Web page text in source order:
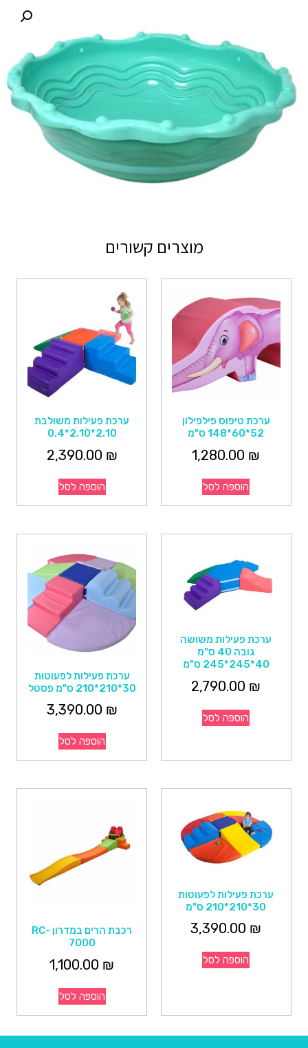
מוצרים קשורים
ערכת טיפוס פילפילון
52*60*148 ס"מ
1,280.00 ₪
הוספה לסל
ערכת פעילות משולבת
2.10*2.10*0.4
2,390.00 ₪
הוספה לסל
ערכת פעילות משושה
גובה 40 ס"מ
40*245*245 ס"מ
2,790.00 ₪
הוספה לסל
ערכת פעילות לפעוטות
30*210*210 ס"מ פסטל
3,390.00 ₪
הוספה לסל
ערכת פעילות לפעוטות
30*210*210 ס"מ
3,390.00 ₪
הוספה לסל
רכבת הרים במדרון RC-
7000
1,100.00 ₪
הוספה לסל